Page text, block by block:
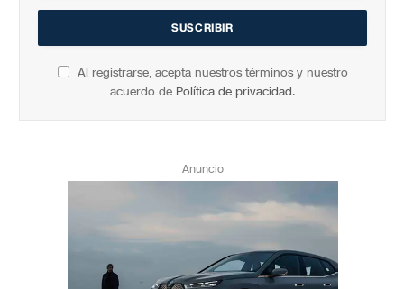
Al registrarse, acepta nuestros términos y nuestro
acuerdo de Política de privacidad.
Anuncio